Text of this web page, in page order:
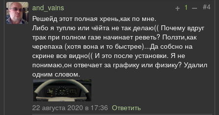
#4
+ 1 –
and_vains
Решейд этот полная хрень,как по мне.
Либо я туплю или чёйта не так делаю(( Почему вдруг
трак при полном газе начинает реветь? Ползти,как
черепаха (хотя вона и то быстрее)...Да собсно на
скрине все видно(( И это после установки. Я не
понимаю,он отвечает за графику или физику? Удалил
одним словом.
22 августа 2020 в 17:36Ответить